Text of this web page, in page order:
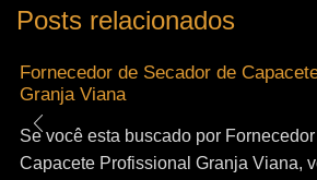
Posts relacionados
Fornecedor de Secador de
Granja Viana
Se você esta buscado por
Capacete Profissional Granja Viana,